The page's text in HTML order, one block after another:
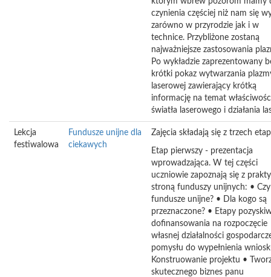
czynienia częściej niż nam się
zarówno w przyrodzie jak i w
technice. Przybliżone zostaną
najważniejsze zastosowania
Po wykładzie zaprezentowany
krótki pokaz wytwarzania
laserowej zawierający krótką
informację na temat
światła laserowego i działania
Lekcja
festiwalowa
Fundusze unijne dla
ciekawych
Zajęcia składają się z trzech
Etap pierwszy - prezentacja
wprowadzająca. W tej części
uczniowie zapoznają się z
stroną funduszy unijnych: •
fundusze unijne? • Dla kogo są
przeznaczone? • Etapy
dofinansowania na rozpoczęcie
własnej działalności
pomysłu do wypełnienia
Konstruowanie projektu •
skutecznego biznes panu